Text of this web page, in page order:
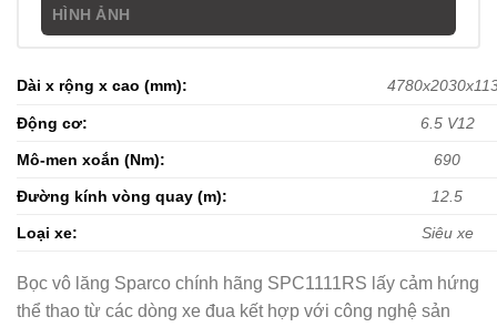
HÌNH ẢNH
Dài x rộng x cao (mm):
Động cơ: 6.5 V12
Mô-men xoắn (Nm): 690
Đường kính vòng quay (m): 12.5
Loại xe: Siêu xe
Bọc vô lăng Sparco chính hãng SPC1111RS lấy cảm hứng
thể thao từ các dòng xe đua kết hợp với công nghệ sản